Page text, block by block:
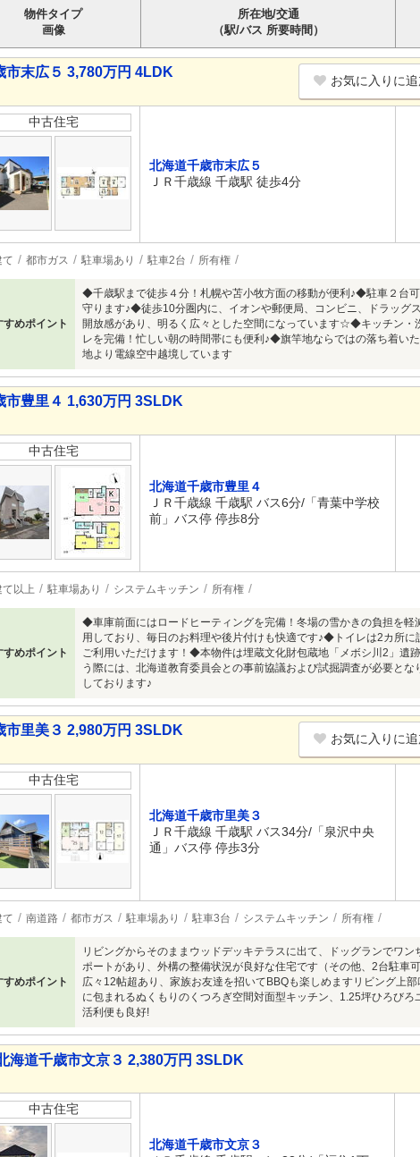
物件タイプ
画像
所在地/交通
（駅/バス 所要時間）
市末広５ 3,780万円 4LDK
お気に入りに追
中古住宅
北海道千歳市末広５
ＪＲ千歳線 千歳駅 徒歩4分
て 都市ガス 駐車場あり 駐車2台 所有権
すめポイント
◆千歳駅まで徒歩４分！札幌や苫小牧方面の移動が便利♪◆駐車２台
守ります♪◆徒歩10分圏内に、イオンや郵便局、コンビニ、ドラッグ
開放感があり、明るく広々とした空間になっています☆◆キッチン
レを完備！忙しい朝の時間帯にも便利♪◆旗竿地ならではの落ち着
地より電線空中越境しています
市豊里４ 1,630万円 3SLDK
中古住宅
北海道千歳市豊里４
ＪＲ千歳線 千歳駅 バス6分/「青葉中学校
前」バス停 停歩8分
以上 駐車場あり システムキッチン 所有権
すめポイント
◆車庫前面にはロードヒーティングを完備！冬場の雪かきの負担を
用しており、毎日のお料理や後片付けも快適です♪◆トイレは2カ所
ご利用いただけます！◆本物件は埋蔵文化財包蔵地「メボシ川2」遺
う際には、北海道教育委員会との事前協議および試掘調査が必要
しております♪
市里美３ 2,980万円 3SLDK
お気に入りに追
中古住宅
北海道千歳市里美３
ＪＲ千歳線 千歳駅 バス34分/「泉沢中央
通」バス停 停歩3分
て 南道路 都市ガス 駐車場あり 駐車3台 システムキッチン 所有権
すめポイント
リビングからそのままウッドデッキテラスに出て、ドッグランでワ
ポートがあり、外構の整備状況が良好な住宅です（その他、2台駐車
広々12帖超あり、家族お友達を招いてBBQも楽しめますリビング上
に包まれるぬくもりのくつろぎ空間対面型キッチン、1.25坪ひろび
活利便も良好!
海道千歳市文京３ 2,380万円 3SLDK
中古住宅
北海道千歳市文京３